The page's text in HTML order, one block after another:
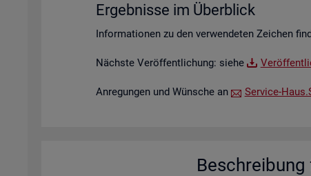
Er­geb­nis­se im Über­blick
In­for­ma­tio­nen zu den ver­wen­de­ten Zei­chen
Nächs­te Ver­öf­fent­li­chung: siehe
An­re­gun­gen und Wün­sche an Ser­vice-